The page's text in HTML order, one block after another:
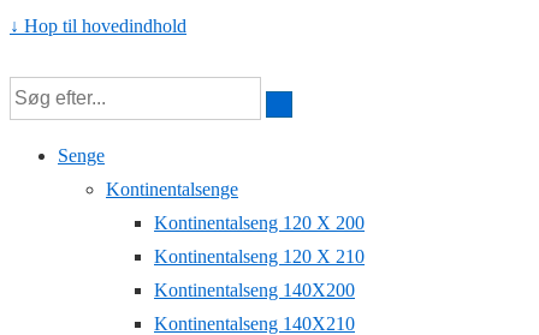
↓ Hop til hovedindhold
Senge
Kontinentalsenge
Kontinentalseng 120 X 200
Kontinentalseng 120 X 210
Kontinentalseng 140X200
Kontinentalseng 140X210